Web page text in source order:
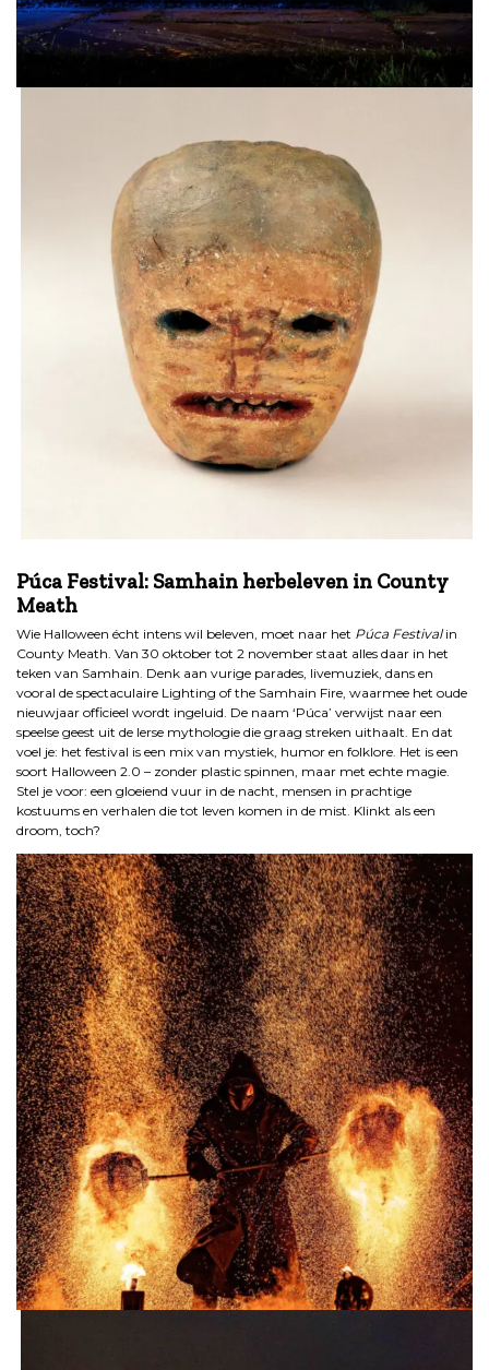
Púca Festival: Samhain herbeleven in County
Meath
Wie Halloween écht intens wil beleven, moet naar het Púca Festivalin
County Meath. Van 30 oktober tot 2 november staat alles daar in het
teken van Samhain. Denk aan vurige parades, livemuziek, dans en
vooral de spectaculaire Lighting of the Samhain Fire, waarmee het oude
nieuwjaar officieel wordt ingeluid. De naam ‘Púca’ verwijst naar een
speelse geest uit de Ierse mythologie die graag streken uithaalt. En dat
voel je: het festival is een mix van mystiek, humor en folklore. Het is een
soort Halloween 2.0 – zonder plastic spinnen, maar met echte magie.
Stel je voor: een gloeiend vuur in de nacht, mensen in prachtige
kostuums en verhalen die tot leven komen in de mist. Klinkt als een
droom, toch?